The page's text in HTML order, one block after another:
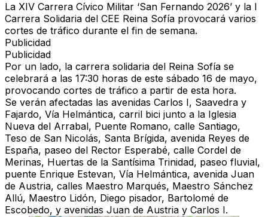
La XIV Carrera Cívico Militar ‘San Fernando 2026’ y la I
Carrera Solidaria del CEE Reina Sofía provocará varios
cortes de tráfico durante el fin de semana.
Publicidad
Publicidad
Por un lado, la carrera solidaria del Reina Sofía se
celebrará a las 17:30 horas de este sábado 16 de mayo,
provocando cortes de tráfico a partir de esta hora.
Se verán afectadas las avenidas Carlos I, Saavedra y
Fajardo, Vía Helmántica, carril bici junto a la Iglesia
Nueva del Arrabal, Puente Romano, calle Santiago,
Teso de San Nicolás, Santa Brígida, avenida Reyes de
España, paseo del Rector Esperabé, calle Cordel de
Merinas, Huertas de la Santísima Trinidad, paseo fluvial,
puente Enrique Estevan, Vía Helmántica, avenida Juan
de Austria, calles Maestro Marqués, Maestro Sánchez
Allú, Maestro Lidón, Diego pisador, Bartolomé de
Escobedo, y avenidas Juan de Austria y Carlos I.